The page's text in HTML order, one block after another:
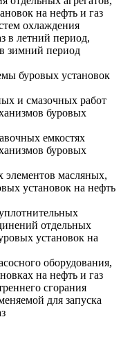
на нефть и газ
охлаждения
в летний период,
зимний период
буровых установок
и смазочных работ
буровых
емкостях
буровых
масляных,
установок на нефть
отдельных
установок на
оборудования,
на нефть и газ
сгорания
для запуска